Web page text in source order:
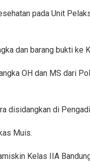
pada Unit
dan barang bukti ke
OH dan MS dari
disidangkan di
Muis.
Kelas IIA